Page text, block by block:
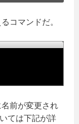
コマンドだ。
前が変更され
ては下記が詳